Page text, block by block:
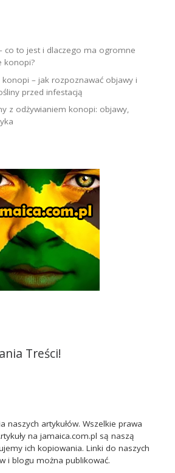
co to jest i dlaczego ma ogromne
konopi?
– jak rozpoznawać objawy i
przed infestacją
z odżywianiem konopi: objawy,
Treści!
naszych artykułów. Wszelkie prawa
na jamaica.com.pl są naszą
ich kopiowania. Linki do naszych
i blogu można publikować.